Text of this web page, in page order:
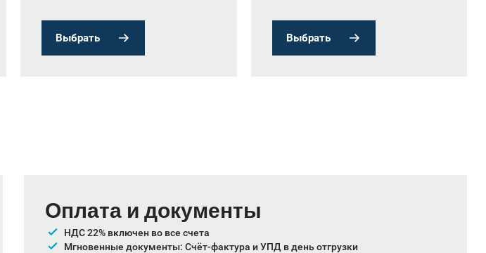
Выбрать Выбрать
Оплата и документы
НДС 22% включен во все счета
Мгновенные документы: Счёт-фактура и УПД в день отгрузки